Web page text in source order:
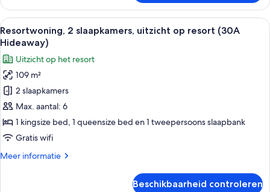
2
slaapkamers
(Bienvenue
A
Mer)
Alle
foto's
voor
Resortwoning,
2
slaapkamers,
uitzicht
op
resort
Hideaway)
Een ruime woonkamer met een
11
Resortwoning, 2 slaapkamers, uitzicht op resort (30A
Hideaway)
Uitzicht op het resort
109 m²
2 slaapkamers
Max. aantal: 6
1 kingsize bed, 1 queensize bed en 1 tweepersoons slaapbank
Gratis wifi
Meer informatie
Meer
Beschikbaarheid controleren